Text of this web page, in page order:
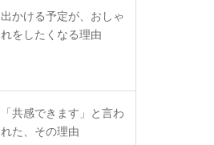
出かける予定が、おしゃ
れをしたくなる理由
「共感できます」と言わ
れた、その理由